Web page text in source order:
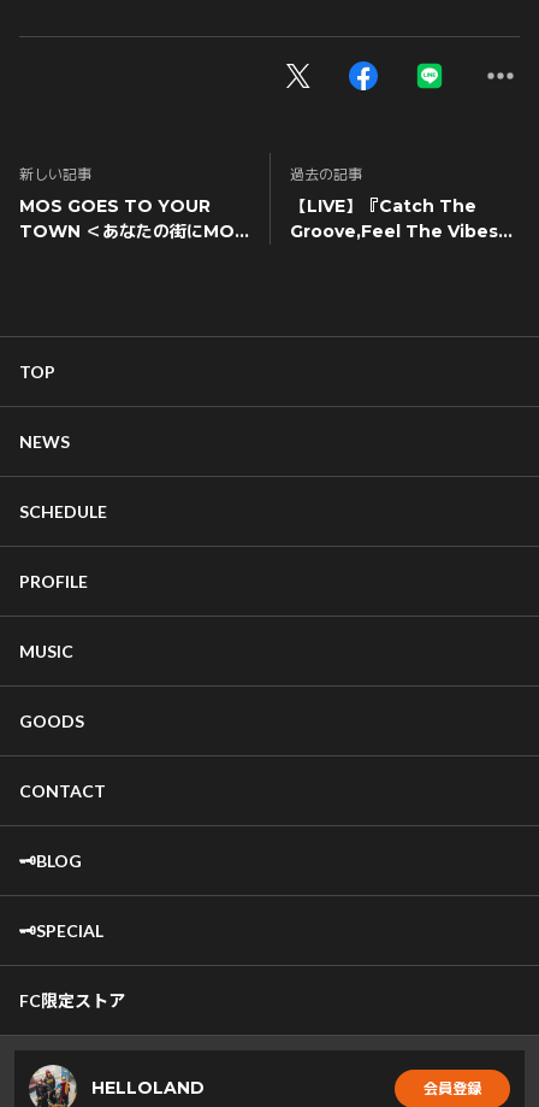
新しい記事
MOS GOES TO YOUR
TOWN ＜あなたの街にMOS
過去の記事
【LIVE】『Catch The
Groove,Feel The Vibes』
TOP
NEWS
SCHEDULE
PROFILE
MUSIC
GOODS
CONTACT
🗝️BLOG
🗝️SPECIAL
FC限定ストア
HELLOLAND 会員登録